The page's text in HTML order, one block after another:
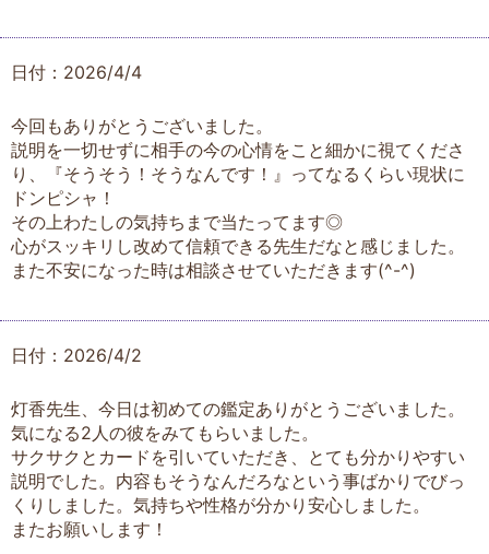
日付：2026/4/4
今回もありがとうございました。
説明を一切せずに相手の今の心情をこと細かに視てくださ
り、『そうそう！そうなんです！』ってなるくらい現状に
ドンピシャ！
その上わたしの気持ちまで当たってます◎
心がスッキリし改めて信頼できる先生だなと感じました。
また不安になった時は相談させていただきます(^-^)
日付：2026/4/2
灯香先生、今日は初めての鑑定ありがとうございました。
気になる2人の彼をみてもらいました。
サクサクとカードを引いていただき、とても分かりやすい
説明でした。内容もそうなんだろなという事ばかりでびっ
くりしました。気持ちや性格が分かり安心しました。
またお願いします！